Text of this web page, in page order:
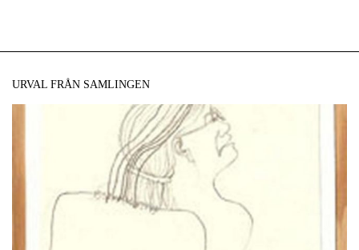
URVAL FRÅN SAMLINGEN